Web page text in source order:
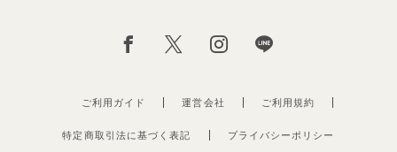
ご利用ガイド 運営会社
特定商取引法に基づく表記 プライバシーポリシー
ご利用規約